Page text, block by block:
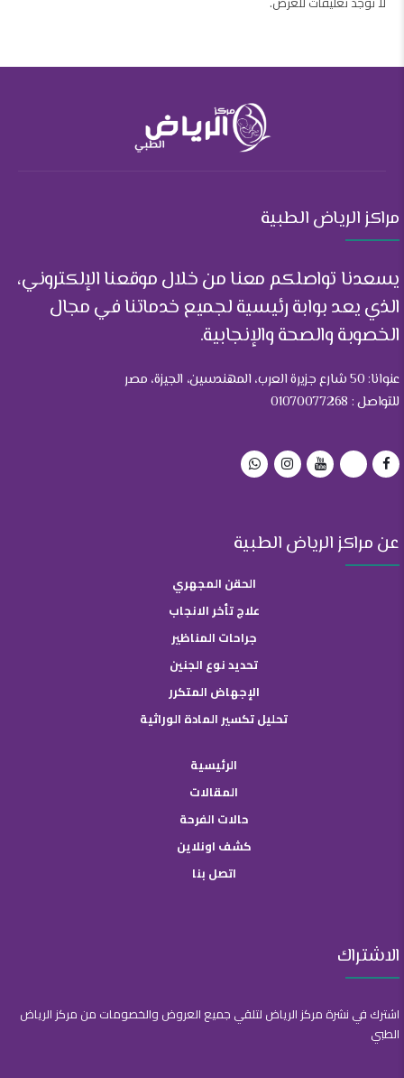
مراكز الرياض الطبية
يسعدنا تواصلكم معنا من خلال موقعنا الإلكتروني،
الذي يعد بوابة رئيسية لجميع خدماتنا في مجال
الخصوبة والصحة والإنجابية.
عنوانا: 50 شارع جزيرة العرب، المهندسين، الجيزة، مصر
للتواصل : 01070077268
عن مراكز الرياض الطبية
الحقن المجهري
علاج تأخر الانجاب
جراحات المناظير
تحديد نوع الجنين
الإجهاض المتكرر
تحليل تكسير المادة الوراثية
الرئيسية
المقالات
حالات الفرحة
كشف اونلاين
اتصل بنا
الاشتراك
اشترك في نشرة مركز الرياض لتلقي جميع العروض والخصومات من مركز الرياض
الطبي